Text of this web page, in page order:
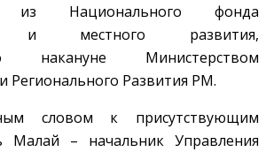
из Национального фонда
и местного развития,
накануне Министерством
Регионального Развития РМ.
словом к присутствующим
Малай – начальник Управления